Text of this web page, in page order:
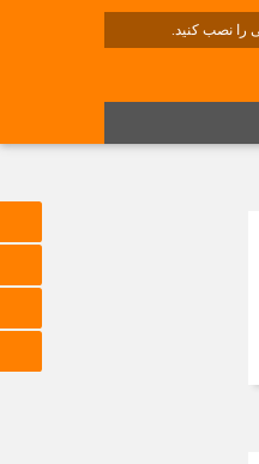
را نصب کنید.